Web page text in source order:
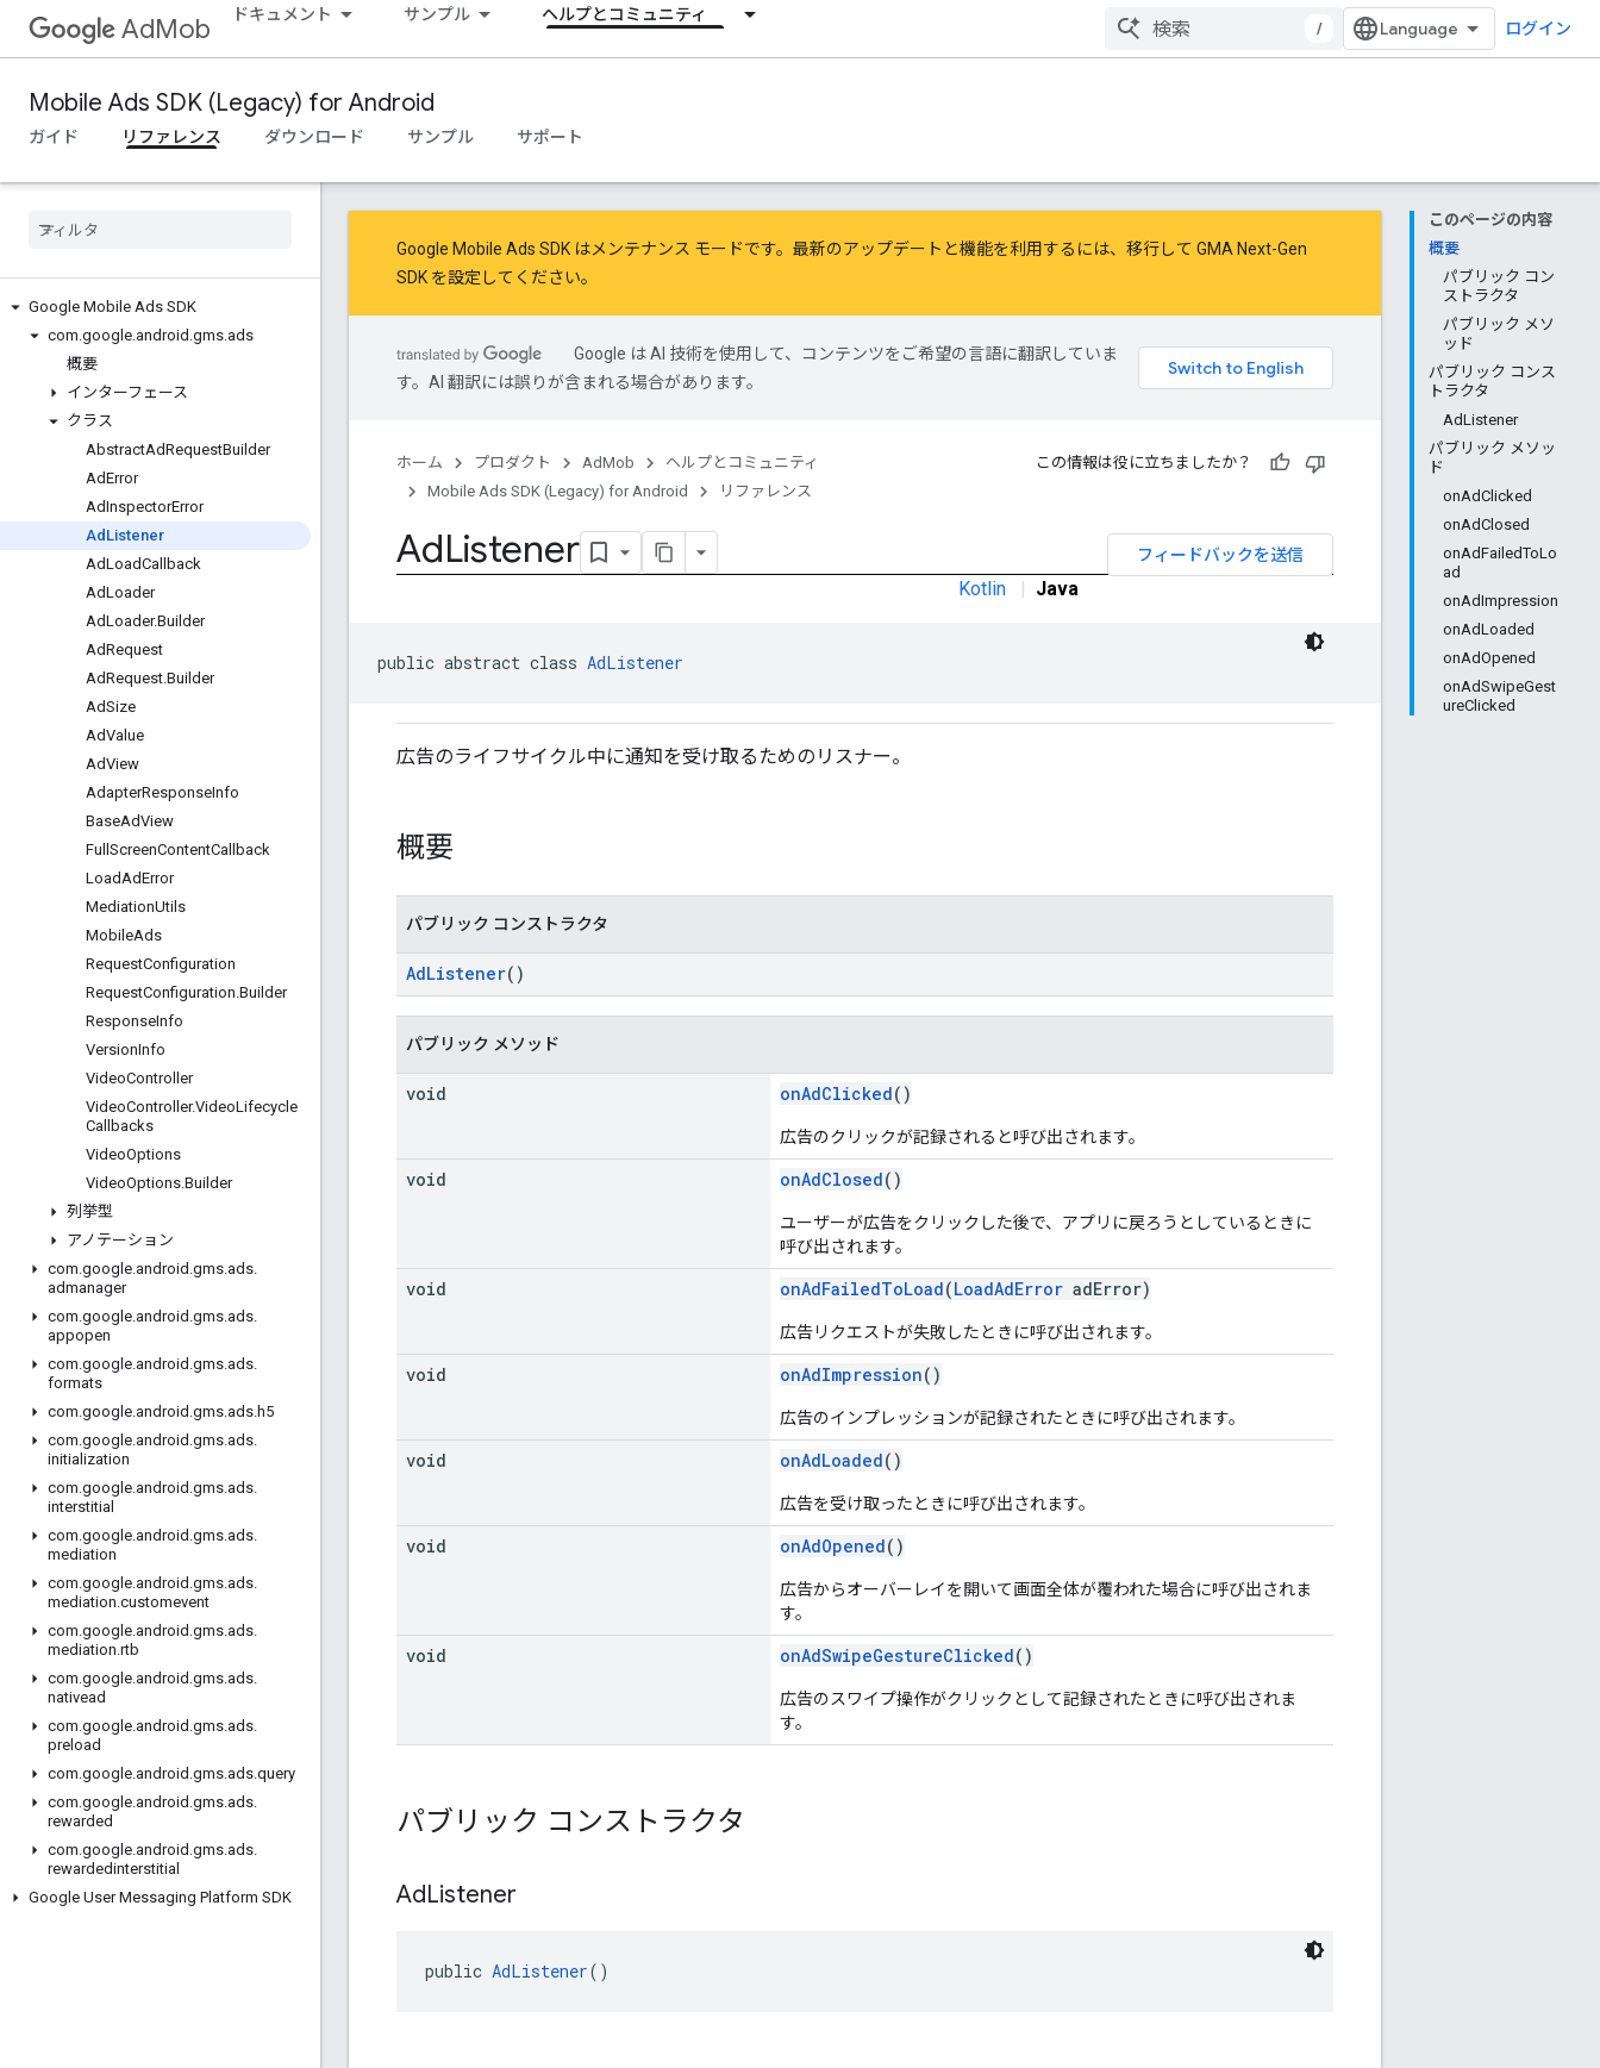
AdMob ドキュメント サンプル ヘルプとコミュニティ
/ ログイン
Mobile Ads SDK (Legacy) for Android
ガイド リファレンス ダウンロード サンプル サポート
Google Mobile Ads SDK
com.google.android .gms.ads
概要
インターフェース
クラス
AbstractAdRequestBuilder
AdError
AdInspectorError
Ad Listener
AdLoadCallback
AdLoader
AdLoader.Builder
AdRequest
AdRequest.Builder
AdSize
AdValue
AdView
AdapterResponseInfo
BaseAdView
Full ScreenContentCallback
LoadAdError
MediationUtils
MobileAds
RequestConfiguration
RequestConfiguration.Builder
ResponseInfo
VersionInfo
VideoController
VideoController.VideoLifecycle
Callbacks
VideoOptions
VideoOptions.Builder
列挙型
アノテーション
com.google.android .gms.ads.
admanager
com.google.android .gms.ads.
appopen
com.google.android .gms.ads.
formats
com.google.android .gms.ads.h5
com.google.android .gms.ads.
initialization
com.google.android .gms.ads.
interstitial
com.google.android .gms.ads.
mediation
com.google.android .gms.ads.
mediation.customevent
com.google.android .gms.ads.
mediation.rtb
com.google.android .gms.ads.
nativead
com.google.android .gms.ads.
preload
com.google.android .gms.ads.query
com.google.android .gms.ads.
rewarded
com.google.android .gms.ads.
rewardedinterstitial
Google User Messaging Platform SDK
このページの内容
概要
パブリック コン
ストラクタ
パブリック メソ
ッド
パブリック コンス
トラクタ
AdListener
パブリック メソッ
ド
onAdClicked
onAdClosed
onAdFailedToLo
ad
onAdImpression
onAdLoaded
onAdOpened
onAdSwipeGest
ureClicked
Google Mobile Ads SDK はメンテナンス モードです。最新のアップデートと機能を利用するには、 移行して GMA Next-Gen
SDK を設定 してください。
Google は AI 技術を使用して、コンテンツをご希望の言語に翻訳していま
す。AI 翻訳には誤りが含まれる場合があります。
ホーム プロダクト AdMob
ヘルプとコミュニティ
Mobile Ads SDK (Legacy) for Android
リファレンス
この情報は役に立ちましたか？
フィードバックを送信
AdListener
Kotlin | Java
public abstract class AdListener
広告のライフサイクル中に通知を受け取るためのリスナー。
概要
パブリック コンストラクタ
AdListener()
パブリック メソッド
void onAdClicked()
広告のクリックが記録されると呼び出されます。
void onAdClosed()
ユーザーが広告をクリックした後で、アプリに戻ろうとしているときに
呼び出されます。
void onAdFailedToLoad(LoadAdError adError)
広告リクエストが失敗したときに呼び出されます。
void onAdImpression()
広告のインプレッションが記録されたときに呼び出されます。
void onAdLoaded()
広告を受け取ったときに呼び出されます。
void onAdOpened()
広告からオーバーレイを開いて画面全体が覆われた場合に呼び出されま
す。
void onAdSwipeGestureClicked()
広告のスワイプ操作がクリックとして記録されたときに呼び出されま
す。
パブリック コンストラクタ
AdListener
public AdListener()